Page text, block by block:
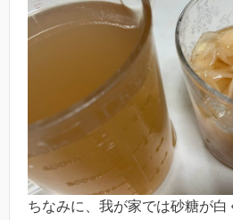
ちなみに、我が家では砂糖が白